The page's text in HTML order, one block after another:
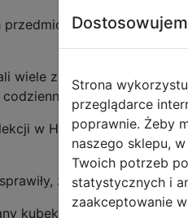
nauczanych w
wiele znanych zaklęć,
życiu, jak i
w Hogwarcie
że historia
kubek termiczny z
Strona
przeglądarce
poprawnie. Żeby
naszego sklepu,
Twoich potrzeb
statystycznych i
zaakceptowanie